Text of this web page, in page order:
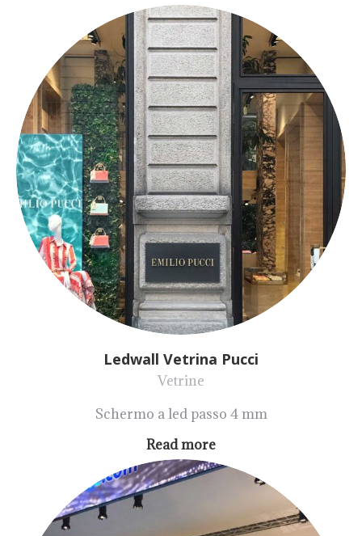
Ledwall Vetrina Pucci
Vetrine
Schermo a led passo 4 mm
Read more